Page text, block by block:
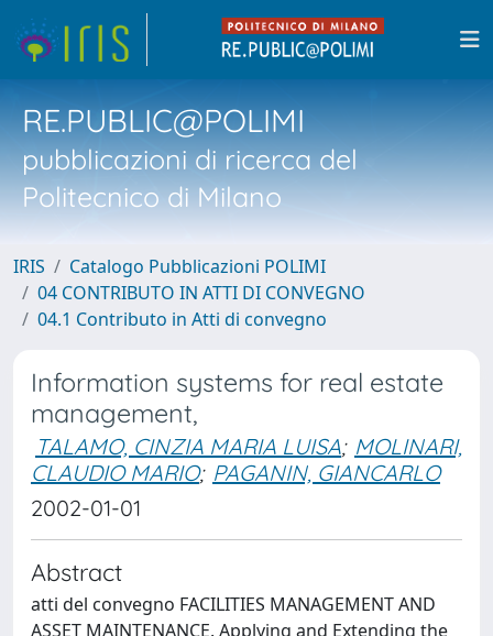
RE.PUBLIC@POLIMI
pubblicazioni di ricerca del
Politecnico di Milano
IRIS
Catalogo Pubblicazioni POLIMI
04 CONTRIBUTO IN ATTI DI CONVEGNO
04.1 Contributo in Atti di convegno
Information systems for real estate
management,
TALAMO, CINZIA MARIA LUISA; MOLINARI,
CLAUDIO MARIO; PAGANIN, GIANCARLO
2002-01-01
Abstract
atti del convegno FACILITIES MANAGEMENT AND
ASSET MAINTENANCE. Applying and Extending the